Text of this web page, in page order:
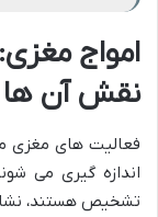
امواج
نقش آن ها
فعالیت های مغزی
اندازه گیری می
تشخیص هستند،